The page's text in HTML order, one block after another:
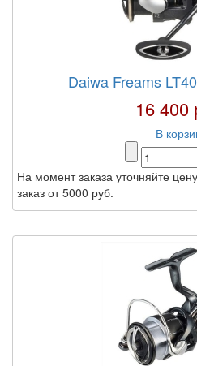
Daiwa Freams
16 400
В
На момент заказа уточняйте
заказ от 5000 руб.